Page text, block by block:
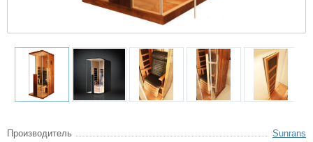
Производитель
Sunrans